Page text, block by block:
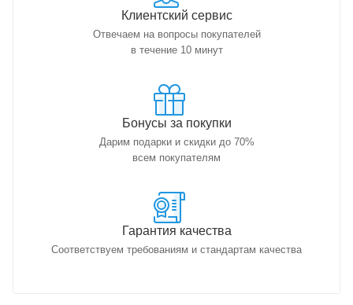
Клиентский сервис
Отвечаем на вопросы покупателей
в течение 10 минут
Бонусы за покупки
Дарим подарки и скидки до 70%
всем покупателям
Гарантия качества
Соответствуем требованиям и стандартам качества